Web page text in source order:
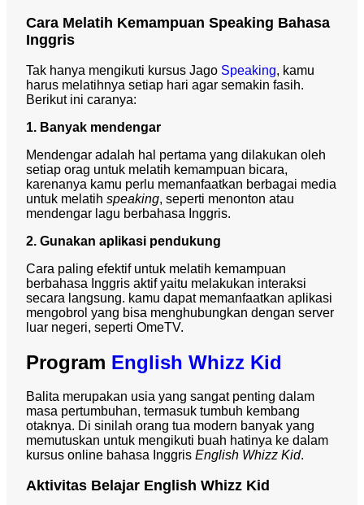
Cara Melatih Kemampuan Speaking Bahasa
Inggris
Tak hanya mengikuti kursus Jago Speaking, kamu
harus melatihnya setiap hari agar semakin fasih.
Berikut ini caranya:
1. Banyak mendengar
Mendengar adalah hal pertama yang dilakukan oleh
setiap orag untuk melatih kemampuan bicara,
karenanya kamu perlu memanfaatkan berbagai media
untuk melatih speaking, seperti menonton atau
mendengar lagu berbahasa Inggris.
2. Gunakan aplikasi pendukung
Cara paling efektif untuk melatih kemampuan
berbahasa Inggris aktif yaitu melakukan interaksi
secara langsung. kamu dapat memanfaatkan aplikasi
mengobrol yang bisa menghubungkan dengan server
luar negeri, seperti OmeTV.
Program English Whizz Kid
Balita merupakan usia yang sangat penting dalam
masa pertumbuhan, termasuk tumbuh kembang
otaknya. Di sinilah orang tua modern banyak yang
memutuskan untuk mengikuti buah hatinya ke dalam
kursus online bahasa Inggris English Whizz Kid.
Aktivitas Belajar English Whizz Kid